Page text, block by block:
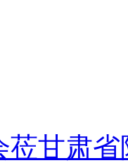
莅甘肃